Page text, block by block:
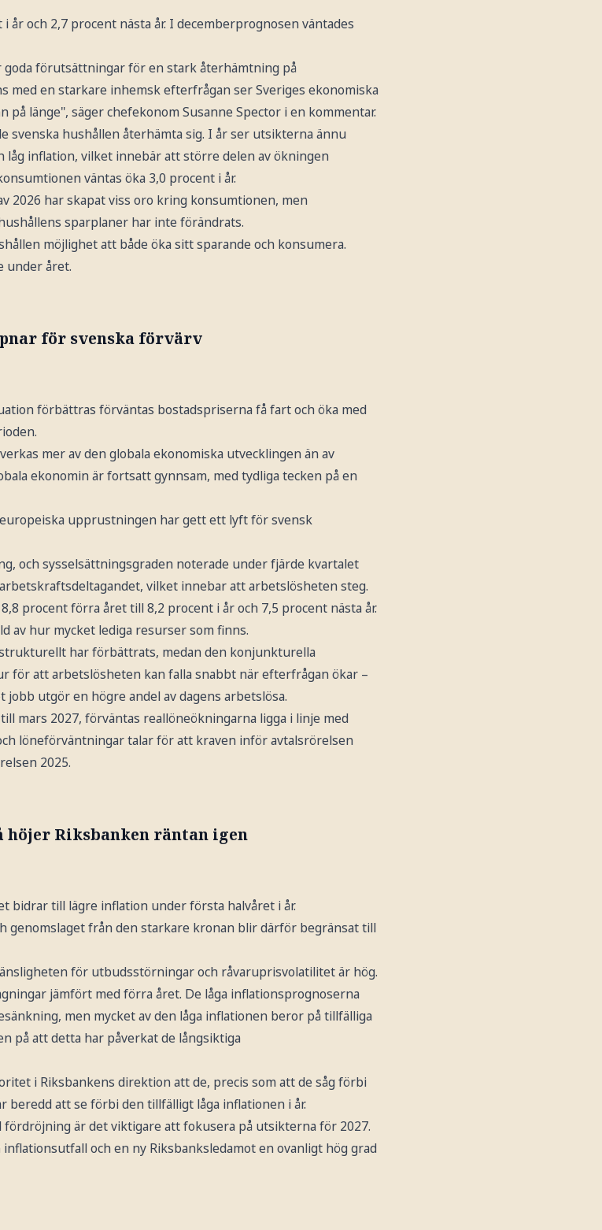
år och 2,7 procent nästa år. I decemberprognosen väntades
förutsättningar för en stark återhämtning på
med en starkare inhemsk efterfrågan ser Sveriges ekonomiska
länge", säger chefekonom Susanne Spector i en kommentar.
svenska hushållen återhämta sig. I år ser utsikterna ännu
låg inflation, vilket innebär att större delen av ökningen
väntas öka 3,0 procent i år.
2026 har skapat viss oro kring konsumtionen, men
sparplaner har inte förändrats.
möjlighet att både öka sitt sparande och konsumera.
under året.
för svenska förvärv
förbättras förväntas bostadspriserna få fart och öka med
mer av den globala ekonomiska utvecklingen än av
ekonomin är fortsatt gynnsam, med tydliga tecken på en
upprustningen har gett ett lyft för svensk
och sysselsättningsgraden noterade under fjärde kvartalet
vilket innebar att arbetslösheten steg.
procent förra året till 8,2 procent i år och 7,5 procent nästa år.
av hur mycket lediga resurser som finns.
har förbättrats, medan den konjunkturella
för att arbetslösheten kan falla snabbt när efterfrågan ökar –
utgör en högre andel av dagens arbetslösa.
mars 2027, förväntas reallöneökningarna ligga i linje med
löneförväntningar talar för att kraven inför avtalsrörelsen
2025.
höjer Riksbanken räntan igen
bidrar till lägre inflation under första halvåret i år.
genomslaget från den starkare kronan blir därför begränsat till
för utbudsstörningar och råvaruprisvolatilitet är hög.
jämfört med förra året. De låga inflationsprognoserna
men mycket av den låga inflationen beror på tillfälliga
på att detta har påverkat de långsiktiga
i Riksbankens direktion att de, precis som att de såg förbi
att se förbi den tillfälligt låga inflationen i år.
är det viktigare att fokusera på utsikterna för 2027.
och en ny Riksbanksledamot en ovanligt hög grad